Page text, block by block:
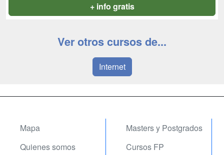
+ info gratis
Ver otros cursos de...
Internet
Mapa
Quienes somos
Masters y Postgrados
Cursos FP